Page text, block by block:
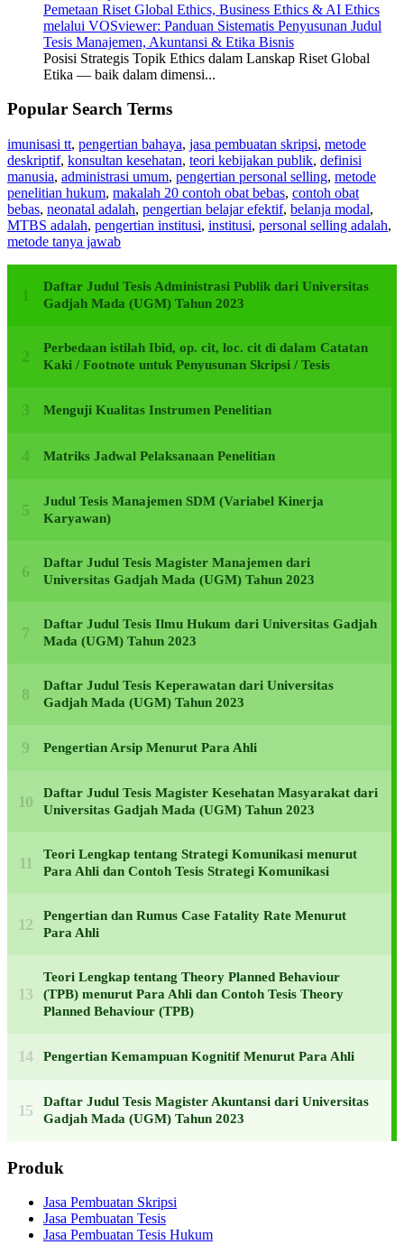
Pemetaan Riset Global Ethics, Business Ethics & AI Ethics
melalui VOSviewer: Panduan Sistematis Penyusunan Judul
Tesis Manajemen, Akuntansi & Etika Bisnis
Posisi Strategis Topik Ethics dalam Lanskap Riset Global
Etika — baik dalam dimensi...
Popular Search Terms
imunisasi tt, pengertian bahaya, jasa pembuatan skripsi, metode
deskriptif, konsultan kesehatan, teori kebijakan publik, definisi
manusia, administrasi umum, pengertian personal selling, metode
penelitian hukum, makalah 20 contoh obat bebas, contoh obat
bebas, neonatal adalah, pengertian belajar efektif, belanja modal,
MTBS adalah, pengertian institusi, institusi, personal selling adalah,
metode tanya jawab
Daftar Judul Tesis Administrasi Publik dari Universitas
Gadjah Mada (UGM) Tahun 2023
Perbedaan istilah Ibid, op. cit, loc. cit di dalam Catatan
Kaki / Footnote untuk Penyusunan Skripsi / Tesis
Menguji Kualitas Instrumen Penelitian
Matriks Jadwal Pelaksanaan Penelitian
Judul Tesis Manajemen SDM (Variabel Kinerja
Karyawan)
Daftar Judul Tesis Magister Manajemen dari
Universitas Gadjah Mada (UGM) Tahun 2023
Daftar Judul Tesis Ilmu Hukum dari Universitas Gadjah
Mada (UGM) Tahun 2023
Daftar Judul Tesis Keperawatan dari Universitas
Gadjah Mada (UGM) Tahun 2023
Pengertian Arsip Menurut Para Ahli
Daftar Judul Tesis Magister Kesehatan Masyarakat dari
Universitas Gadjah Mada (UGM) Tahun 2023
Teori Lengkap tentang Strategi Komunikasi menurut
Para Ahli dan Contoh Tesis Strategi Komunikasi
Pengertian dan Rumus Case Fatality Rate Menurut
Para Ahli
Teori Lengkap tentang Theory Planned Behaviour
(TPB) menurut Para Ahli dan Contoh Tesis Theory
Planned Behaviour (TPB)
Pengertian Kemampuan Kognitif Menurut Para Ahli
Daftar Judul Tesis Magister Akuntansi dari Universitas
Gadjah Mada (UGM) Tahun 2023
Produk
Jasa Pembuatan Skripsi
Jasa Pembuatan Tesis
Jasa Pembuatan Tesis Hukum